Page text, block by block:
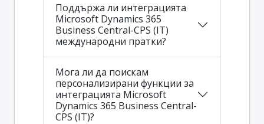
Поддържа ли интеграцията
Microsoft Dynamics 365
Business Central-CPS (IT)
международни пратки?
Мога ли да поискам
персонализирани функции за
интеграцията Microsoft
Dynamics 365 Business Central-
CPS (IT)?